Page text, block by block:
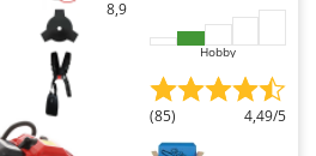
8,9
Hobby
(85) 4,49/5